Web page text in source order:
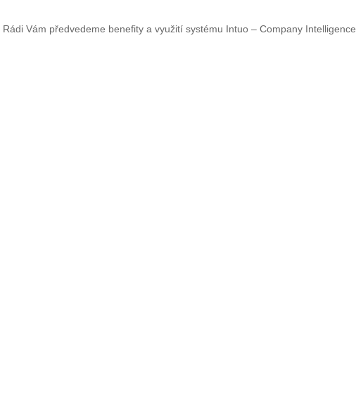
Rádi Vám předvedeme benefity a využití systému Intuo – Company Intelligence